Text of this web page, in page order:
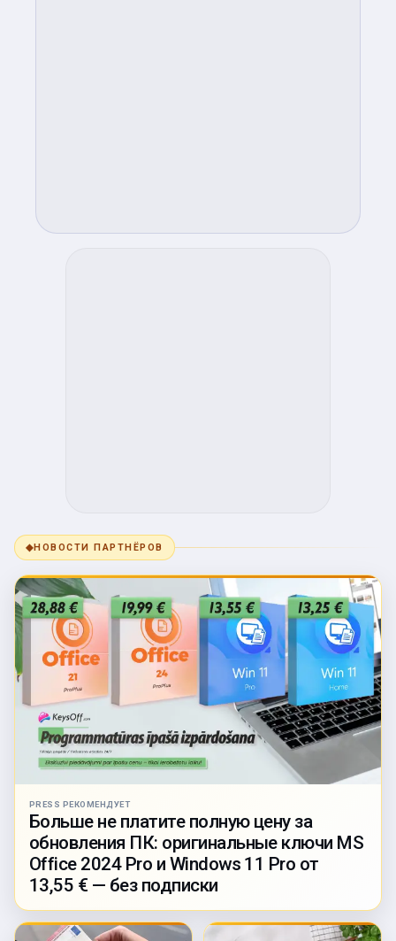
◆НОВОСТИ ПАРТНЁРОВ
PRESS РЕКОМЕНДУЕТ
Больше не платите полную цену за
обновления ПК: оригинальные ключи MS
Office 2024 Pro и Windows 11 Pro от
13,55 € — без подписки